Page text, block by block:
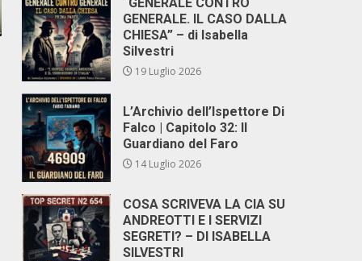
GENERALE. IL CASO DALLA
CHIESA” – di Isabella
Silvestri
19 Luglio 2026
L’Archivio dell’Ispettore Di
Falco | Capitolo 32: Il
Guardiano del Faro
14 Luglio 2026
COSA SCRIVEVA LA CIA SU
ANDREOTTI E I SERVIZI
SEGRETI? – DI ISABELLA
SILVESTRI